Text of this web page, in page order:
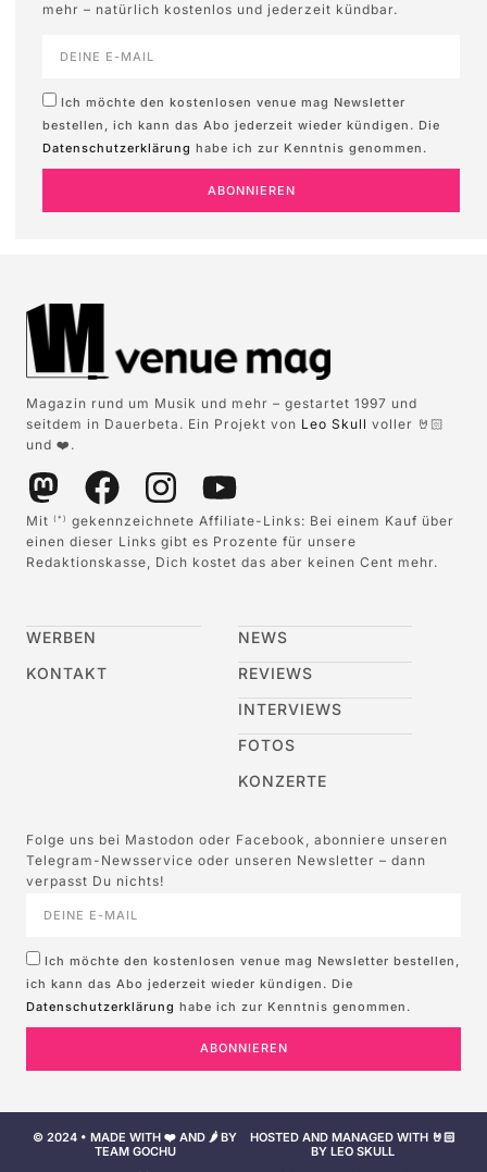
mehr – natürlich kostenlos und jederzeit kündbar.
Ich möchte den kostenlosen venue mag Newsletter
bestellen, ich kann das Abo jederzeit wieder kündigen. Die
Datenschutzerklärung habe ich zur Kenntnis genommen.
ABONNIEREN
Magazin rund um Musik und mehr – gestartet 1997 und
seitdem in Dauerbeta. Ein Projekt von Leo Skull voller 🤘🏻
und ❤️.
Mit (*)
gekennzeichnete Affiliate-Links: Bei einem Kauf über
einen dieser Links gibt es Prozente für unsere
Redaktionskasse, Dich kostet das aber keinen Cent mehr.
WERBEN
KONTAKT
NEWS
REVIEWS
INTERVIEWS
FOTOS
KONZERTE
Folge uns bei Mastodon oder Facebook, abonniere unseren
Telegram-Newsservice oder unseren Newsletter – dann
verpasst Du nichts!
Ich möchte den kostenlosen venue mag Newsletter bestellen,
ich kann das Abo jederzeit wieder kündigen. Die
Datenschutzerklärung habe ich zur Kenntnis genommen.
ABONNIEREN
© 2024 • MADE WITH ❤️ AND 🌶️ BY
TEAM GOCHU
HOSTED AND MANAGED WITH 🤘🏻
BY LEO SKULL